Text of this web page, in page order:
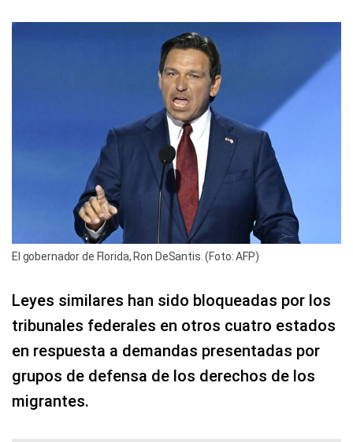
El gobernador de Florida, Ron DeSantis. (Foto: AFP)
Leyes similares han sido bloqueadas por los
tribunales federales en otros cuatro estados
en respuesta a demandas presentadas por
grupos de defensa de los derechos de los
migrantes.